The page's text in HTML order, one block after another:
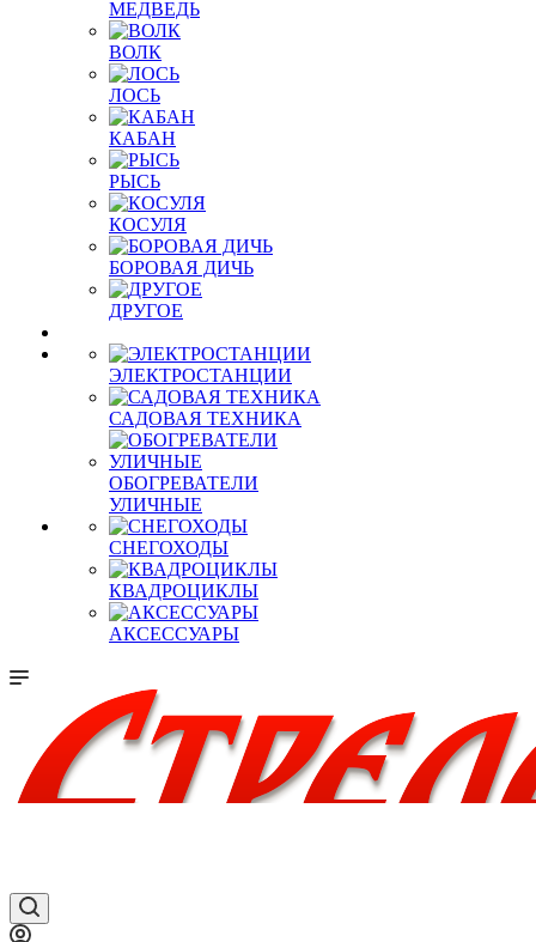
МЕДВЕДЬ
ВОЛК
ЛОСЬ
КАБАН
РЫСЬ
КОСУЛЯ
БОРОВАЯ ДИЧЬ
ДРУГОЕ
ЭЛЕКТРОСТАНЦИИ
САДОВАЯ ТЕХНИКА
ОБОГРЕВАТЕЛИ
УЛИЧНЫЕ
СНЕГОХОДЫ
КВАДРОЦИКЛЫ
АКСЕССУАРЫ